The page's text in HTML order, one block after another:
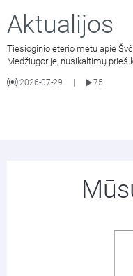
Aktualijos
Tiesioginio eterio metu apie
Medžiugorije, nusikaltimų
2026-07-29 75